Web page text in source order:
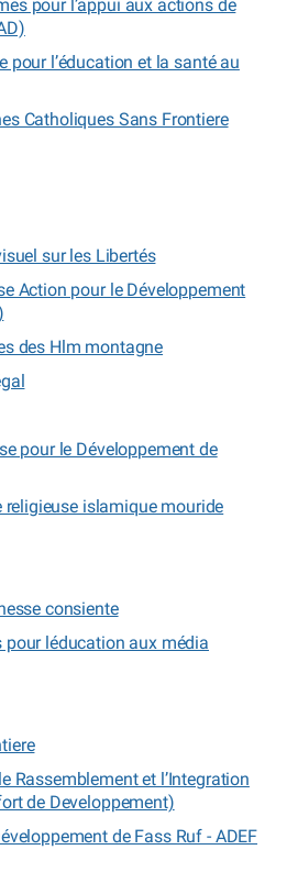
pour l’appui aux actions de
l’éducation et la santé au
Catholiques Sans Frontiere
sur les Libertés
Action pour le Développement
des Hlm montagne
pour le Développement de
islamique mouride
consiente
léducation aux média
Rassemblement et l’Integration
de Developpement)
de Fass Ruf - ADEF